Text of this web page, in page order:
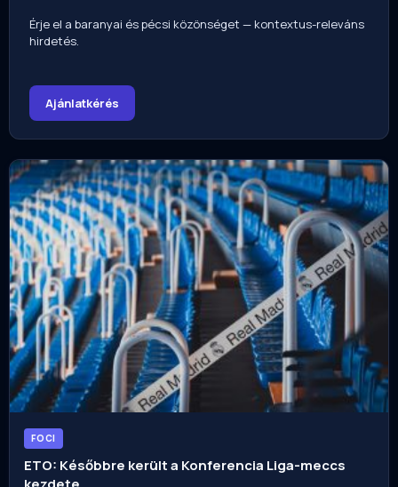
Érje el a baranyai és pécsi közönséget — kontextus-releváns
hirdetés.
Ajánlatkérés
FOCI
ETO: Későbbre került a Konferencia Liga-meccs